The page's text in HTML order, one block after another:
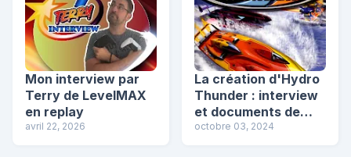
Mon interview par
Terry de LevelMAX
en replay
avril 22, 2026
La création d'Hydro
Thunder : interview
et documents de
conception ! (bonus
octobre 03, 2024